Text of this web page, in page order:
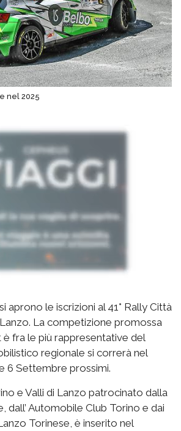
nel 2025
aprono le iscrizioni al 41° Rally Città
La competizione promossa
fra le più rappresentative del
regionale si correrà nel
6 Settembre prossimi.
e Valli di Lanzo patrocinato dalla
dall’ Automobile Club Torino e dai
Torinese, è inserito nel